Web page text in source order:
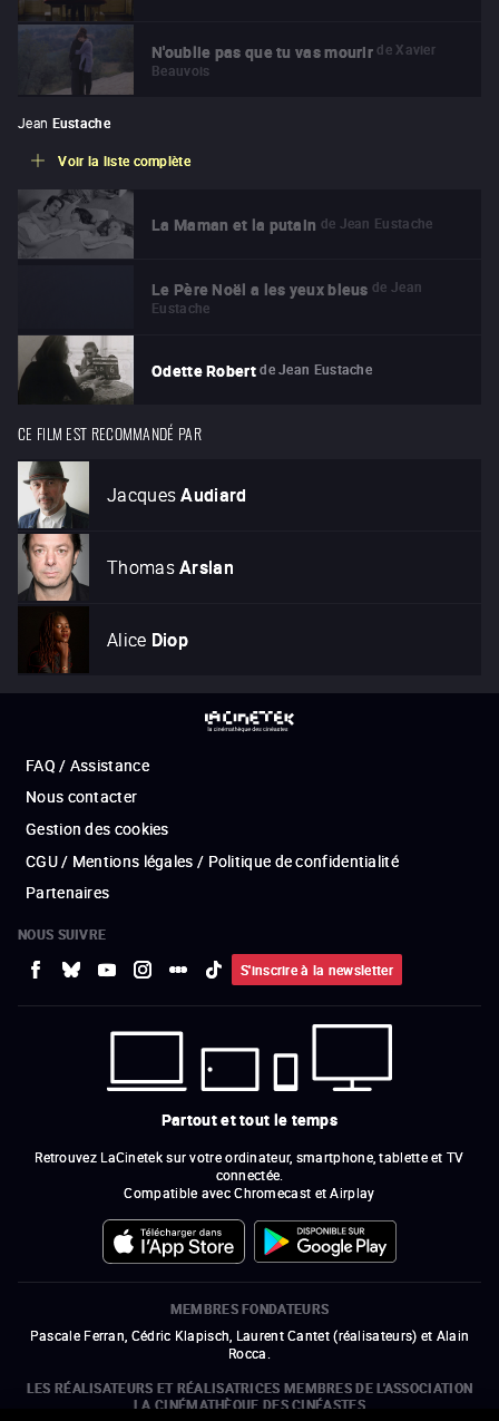
N'oublie pas que tu vas mourir de Xavier
Beauvois
Jean Eustache
Voir la liste complète
La Maman et la putain de Jean Eustache
Le Père Noël a les yeux bleus de Jean
Eustache
Odette Robert de Jean Eustache
CE FILM EST RECOMMANDÉ PAR
Jacques Audiard
ThomasArslan
Alice Diop
FAQ / Assistance
Nous contacter
Gestion des cookies
CGU / Mentions légales / Politique de confidentialité
Partenaires
NOUS SUIVRE
S'inscrire à la newsletter
Partout et tout le temps
Retrouvez LaCinetek sur votre ordinateur, smartphone, tablette et TV
connectée.
Compatible avec Chromecast et Airplay
MEMBRES FONDATEURS
Pascale Ferran, Cédric Klapisch, Laurent Cantet (réalisateurs) et Alain
Rocca.
LES RÉALISATEURS ET RÉALISATRICES MEMBRES DE L'ASSOCIATION
LA CINÉMATHÈQUE DES CINÉASTES